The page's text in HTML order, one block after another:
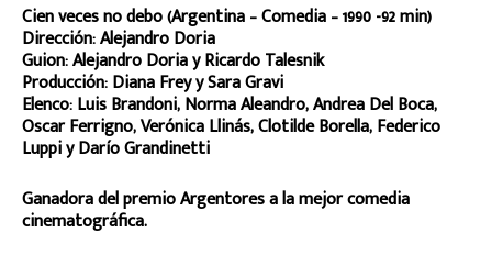
Cien veces no debo (Argentina – Comedia – 1990 -92 min)
Dirección: Alejandro Doria
Guion: Alejandro Doria y Ricardo Talesnik
Producción: Diana Frey y Sara Gravi
Elenco: Luis Brandoni, Norma Aleandro, Andrea Del Boca,
Oscar Ferrigno, Verónica Llinás, Clotilde Borella, Federico
Luppi y Darío Grandinetti
Ganadora del premio Argentores a la mejor comedia
cinematográfica.